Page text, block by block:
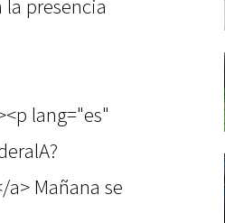
presencia
lang="es"
Mañana se